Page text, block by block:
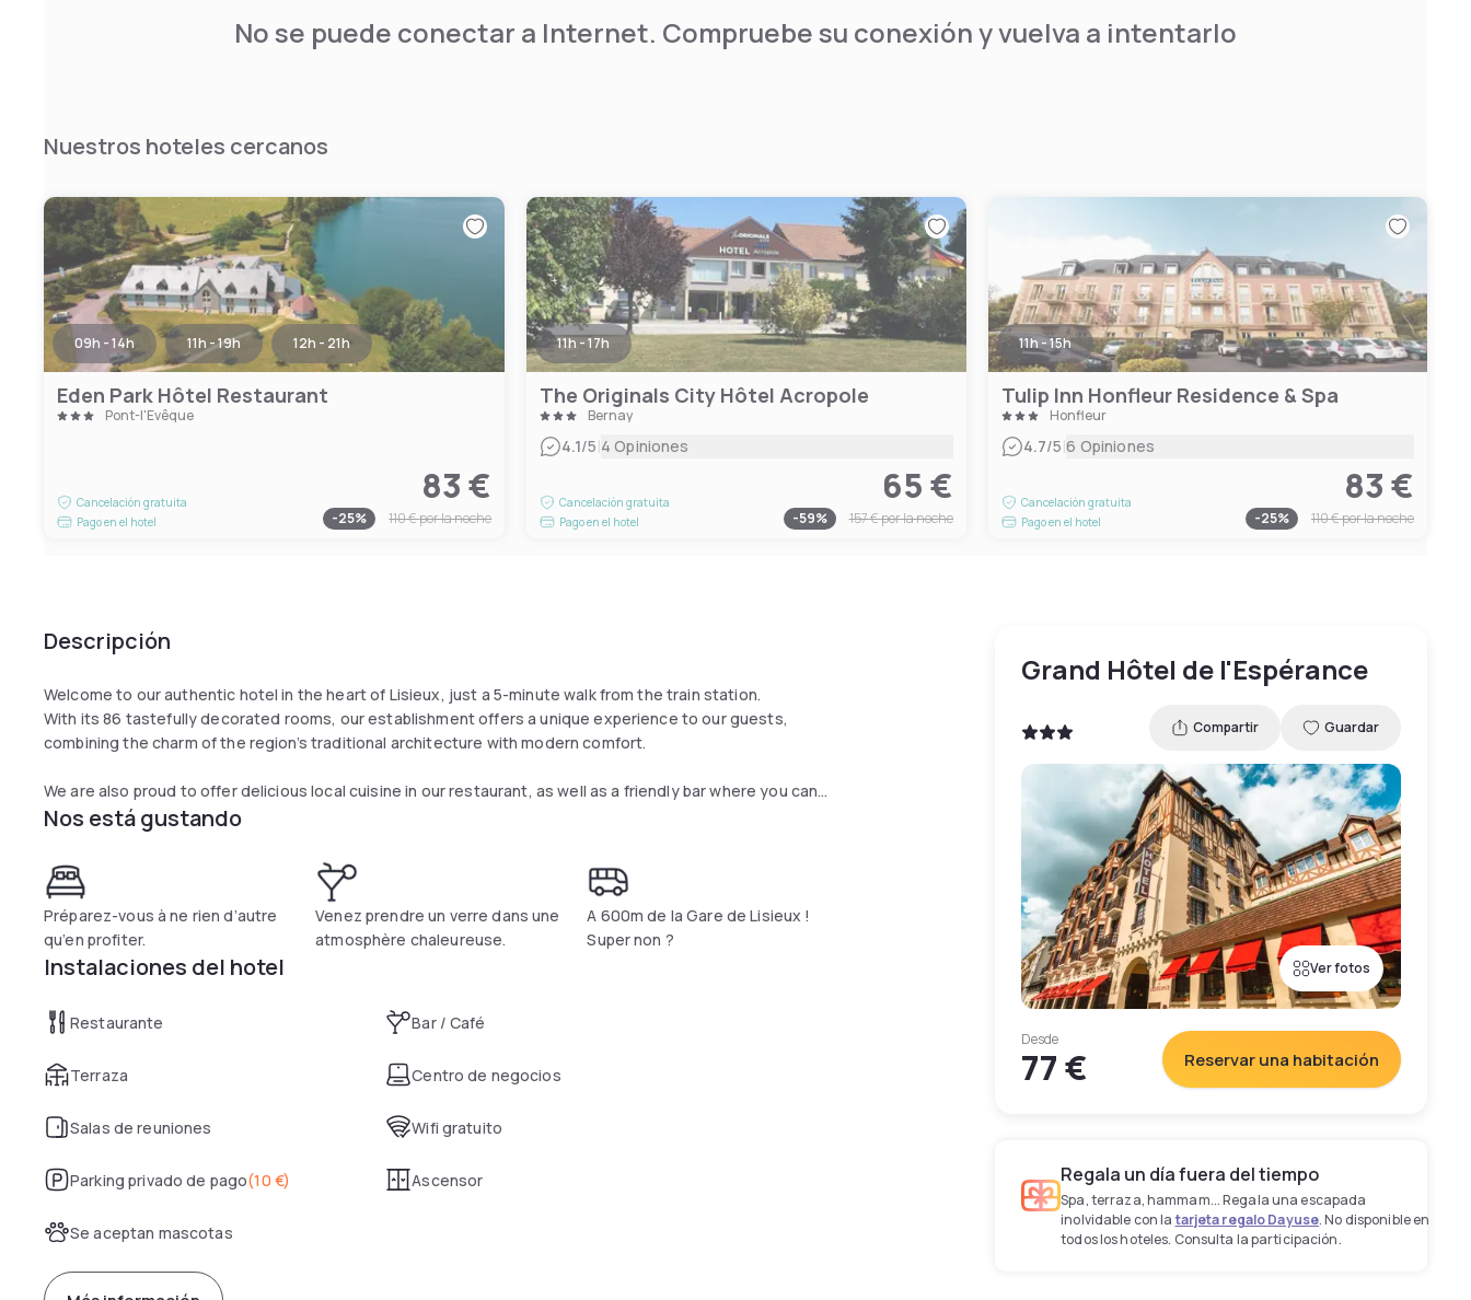
No se puede conectar a Internet. Compruebe su conexión y vuelva a intentarlo
Nuestros hoteles cercanos
09h - 14h 11h - 19h 12h - 21h
Eden Park Hôtel Restaurant
Pont-l'Évêque
Cancelación gratuita
Pago en el hotel
83 €
-25% 110 €por la noche
11h - 17h
The Originals City Hôtel Acropole
Bernay
4.1/5|4 Opiniones
Cancelación gratuita
Pago en el hotel
65 €
-59% 157 €por la noche
11h - 15h
Tulip Inn Honfleur Residence & Spa
Honfleur
4.7/5|6 Opiniones
Cancelación gratuita
Pago en el hotel
83 €
-25% 110 €por la noche
Descripción
Welcome to our authentic hotel in the heart of Lisieux, just a 5-minute walk from the train station.
With its 86 tastefully decorated rooms, our establishment offers a unique experience to our guests,
combining the charm of the region’s traditional architecture with modern comfort.
We are also proud to offer delicious local cuisine in our restaurant, as well as a friendly bar where you can
enjoy a refreshing drink.
Nos está gustando
Préparez-vous à ne rien d’autre
qu’en profiter.
Venez prendre un verre dans une
atmosphère chaleureuse.
A 600m de la Gare de Lisieux !
Super non ?
Instalaciones del hotel
Restaurante Bar / Café
Terraza Centro de negocios
Salas de reuniones Wifi gratuito
Parking privado de pago(10 €) Ascensor
Se aceptan mascotas
Grand Hôtel de l'Espérance
Compartir Guardar
Ver fotos
Desde
77 € Reservar una habitación
Regala un día fuera del tiempo
Spa, terraza, hammam... Regala una escapada
inolvidable con latarjeta regalo Dayuse. No disponible en
todos los hoteles. Consulta la participación.